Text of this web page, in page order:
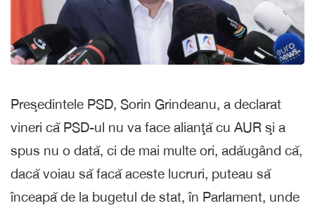
Preşedintele PSD, Sorin Grindeanu, a declarat
vineri că PSD-ul nu va face alianţă cu AUR şi a
spus nu o dată, ci de mai multe ori, adăugând că,
dacă voiau să facă aceste lucruri, puteau să
înceapă de la bugetul de stat, în Parlament, unde